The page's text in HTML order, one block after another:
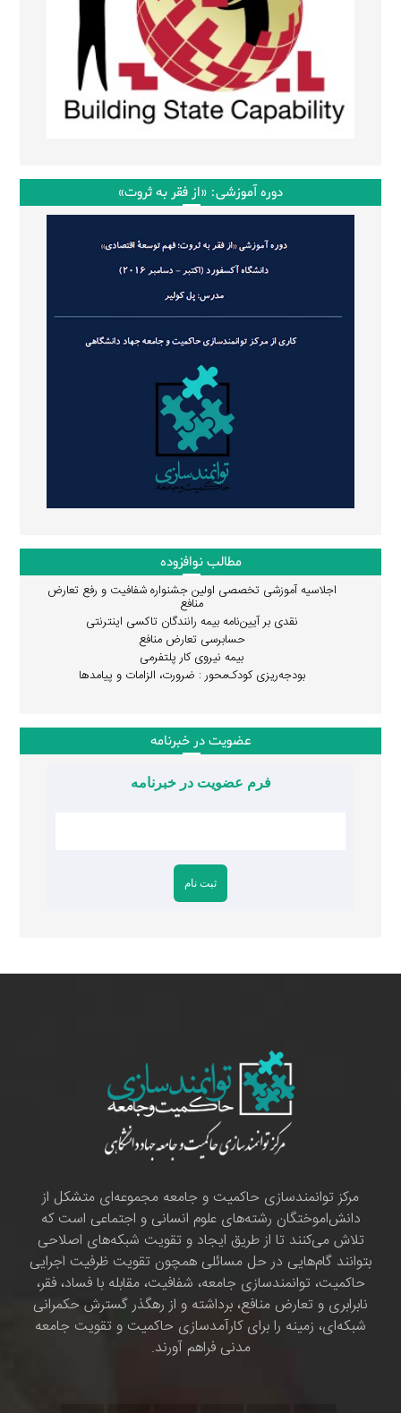
دوره آموزشی: «از فقر به ثروت»
مطالب نوافزوده
اجلاسیه آموزشی تخصصی اولین جشنواره شفافیت و رفع تعارض
منافع
نقدی بر آیین‌نامه بیمه رانندگان تاکسی اینترنتی
حسابرسی تعارض منافع
بیمه نیروی کار پلتفرمی
بودجه‌ریزی کودک‌محور : ضرورت، الزامات و پیامدها
عضویت در خبرنامه
فرم عضویت در خبرنامه
مرکز توانمندسازی حاکمیت و جامعه مجموعه‌ای متشکل از
دانش‌اموختگان رشته‌های علوم انسانی و اجتماعی است که
تلاش می‌کنند تا از طریق ایجاد و تقویت شبکه‌های اصلاحی
بتوانند گام‌هایی در حل مسائلی همچون تقویت ظرفیت اجرایی
حاکمیت، توانمندسازی جامعه، شفافیت، مقابله با فساد، فقر،
نابرابری و تعارض منافع، برداشته و از رهگذر گسترش حکمرانی
شبکه‌ای، زمینه را برای کارآمدسازی حاکمیت و تقویت جامعه
مدنی فراهم آورند.